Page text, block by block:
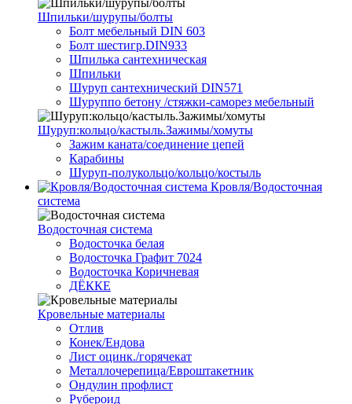
Шпильки/шурупы/болты
Болт мебельный DIN 603
Болт шестигр.DIN933
Шпилька сантехническая
Шпильки
Шуруп сантехнический DIN571
Шуруппо бетону /стяжки-саморез мебельный
Шуруп:кольцо/кастыль.Зажимы/хомуты
Зажим каната/соединение цепей
Карабины
Шуруп-полукольцо/кольцо/костыль
Кровля/Водосточная
система
Водосточная система
Водосточка белая
Водосточка Графит 7024
Водосточка Коричневая
ДЁККЕ
Кровельные материалы
Отлив
Конек/Ендова
Лист оцинк./горячекат
Металлочерепица/Евроштакетник
Ондулин профлист
Рубероид